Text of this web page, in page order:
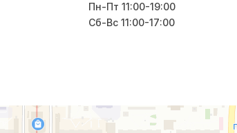
Пн-Пт 11:00-19:00
Сб-Вс 11:00-17:00